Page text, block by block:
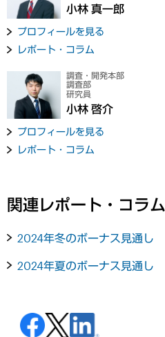
小林 真一郎
プロフィールを見る
レポート・コラム
調査・開発本部
調査部
研究員
小林 啓介
プロフィールを見る
レポート・コラム
関連レポート・コラム
2024年冬のボーナス見通し
2024年夏のボーナス見通し